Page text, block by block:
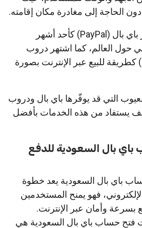
الحاجة إلى مغادرة مكان إقامته.
في هذا السياق، اشتهر باي بال (PayPal) كأحد أشهر
حول العالم، كما اشتهر دروب
شيبنج (Dropshipping) كطريقة للبيع عبر الإنترنت بصورة
التي قد يوفّرها باي بال ودروب
يستفاد من هذه الخدمات بأفضل
بال السعودية للدفع
باي بال السعودية يعد خطوة
فهو يمنح المستخدمين
بسرعة وأمان عبر الإنترنت.
فتح حساب باي بال السعودية هي